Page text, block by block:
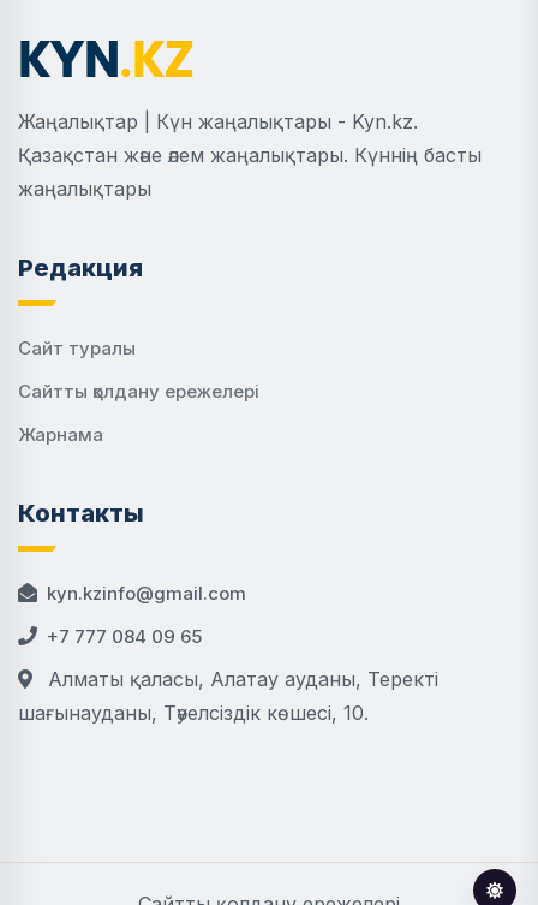
Жаңалықтар | Күн жаңалықтары - Kyn.kz.
Қазақстан және әлем жаңалықтары. Күннің басты
жаңалықтары
Редакция
Сайт туралы
Сайтты қолдану ережелері
Жарнама
Контакты
kyn.kzinfo@gmail.com
+7 777 084 09 65
Алматы қаласы, Алатау ауданы, Теректі
шағынауданы, Тәуелсіздік көшесі, 10.